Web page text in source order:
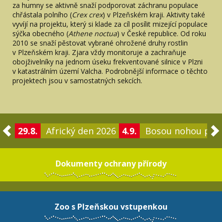
za humny se aktivně snaží podporovat záchranu populace
chřástala polního (Crex crex) v Plzeňském kraji. Aktivity také
vyvíjí na projektu, který si klade za cíl posílit mizející populace
sýčka obecného (Athene noctua) v České republice. Od roku
2010 se snaží pěstovat vybrané ohrožené druhy rostlin
v Plzeňském kraji. Zjara vždy monitoruje a zachraňuje
obojživelníky na jednom úseku frekventované silnice v Plzni
v katastrálním území Valcha. Podrobnější informace o těchto
projektech jsou v samostatných sekcích.
29.8. Africký den 2026 4.9. Bosou nohou po
Dokumenty ochrany přírody
Zoo s Plzeňskou vstupenkou